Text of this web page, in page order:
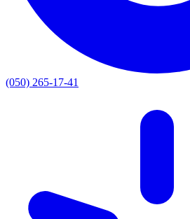
(050) 265-17-41